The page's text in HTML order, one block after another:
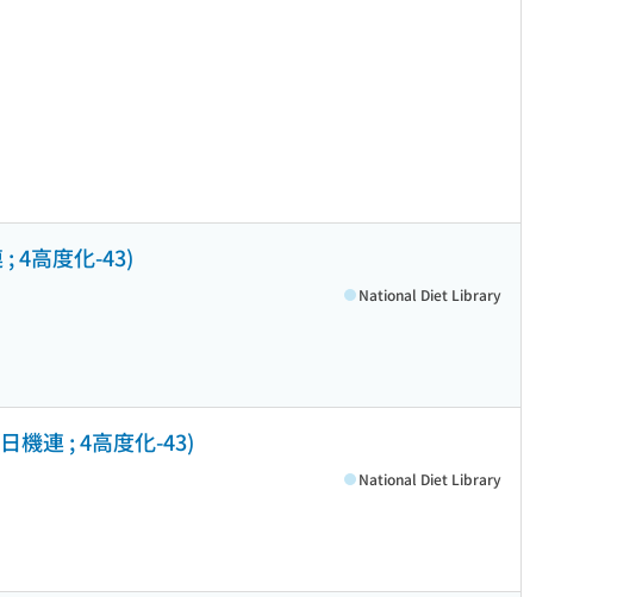
4高度化-43)
National Diet Library
機連 ; 4高度化-43)
National Diet Library